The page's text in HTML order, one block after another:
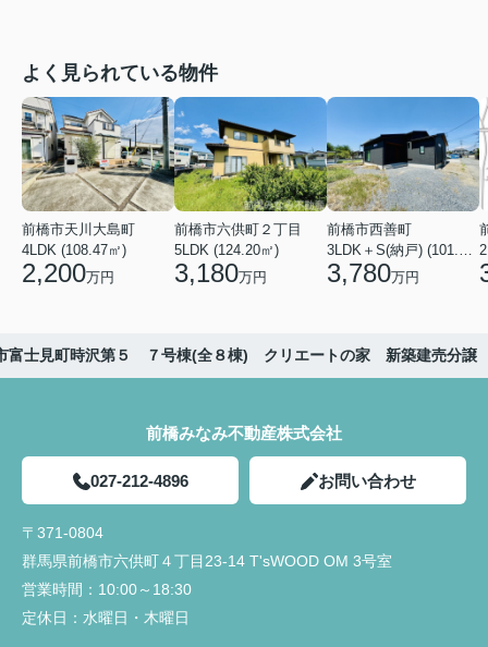
よく見られている物件
前橋市天川大島町
4LDK (108.47㎡)
2,200万円
前橋市六供町２丁目
5LDK (124.20㎡)
3,180万円
前橋市西善町
3LDK＋S(納戸) (101.02㎡)
3,780万円
富士見町時沢第５ ７号棟(全８棟) クリエートの家 新築建売分譲
前橋みなみ不動産株式会社
027-212-4896 お問い合わせ
〒371-0804
群馬県前橋市六供町４丁目23‐14 T'sWOOD OM 3号室
営業時間： 10:00～18:30
定休日： 水曜日・木曜日